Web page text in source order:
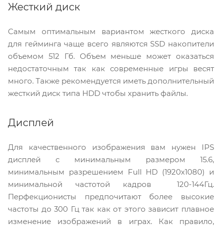
Жесткий диск
Самым оптимальным вариантом жесткого диска
для гейминга чаще всего являются SSD накопители
объемом 512 Гб. Объем меньше может оказаться
недостаточным так как современные игры весят
много. Также рекомендуется иметь дополнительный
жесткий диск типа HDD чтобы хранить файлы.
Дисплей
Для качественного изображения вам нужен IPS
дисплей с минимальным размером 15.6,
минимальным разрешением Full HD (1920x1080) и
минимальной частотой кадров 120-144Гц.
Перфекционисты предпочитают более высокие
частоты до 300 Гц так как от этого зависит плавное
изменение изображений в играх. Как правило,